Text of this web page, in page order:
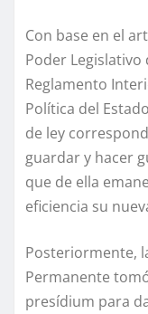
Con base en el
Poder Legislativo
Reglamento
Política del
de ley
guardar y hacer
que de ella
eficiencia su
Posteriormente,
Permanente
presídium para